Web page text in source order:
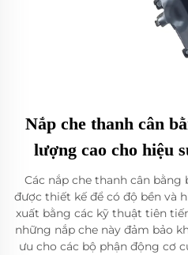
Nắp che thanh cân
lượng cao cho hiệu
Các nắp che thanh cân
được thiết kế để có độ bền và
xuất bằng các kỹ thuật tiên
những nắp che này đảm bảo
ưu cho các bộ phận động cơ